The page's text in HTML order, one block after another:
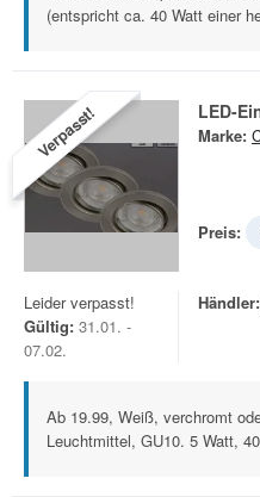
(entspricht ca. 40 Watt einer
Verpasst! LED-
Marke:
Preis:
Leider verpasst!
Gültig: 31.01. -
07.02.
Händler:
Ab 19.99, Weiß, verchromt
Leuchtmittel, GU10. 5 Watt,